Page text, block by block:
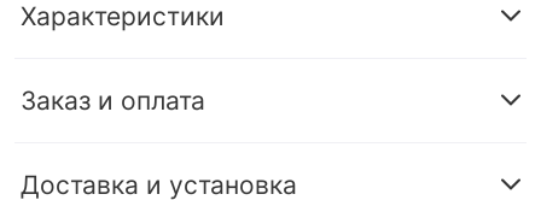
Характеристики
Заказ и оплата
Доставка и установка